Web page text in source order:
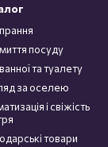
посуду
та туалету
за оселею
і свіжість
товари